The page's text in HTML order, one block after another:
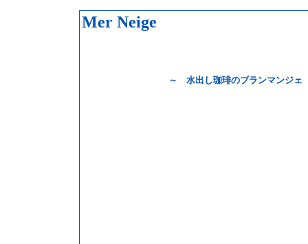
Mer Neige
～ 水出し珈琲のブランマンジ